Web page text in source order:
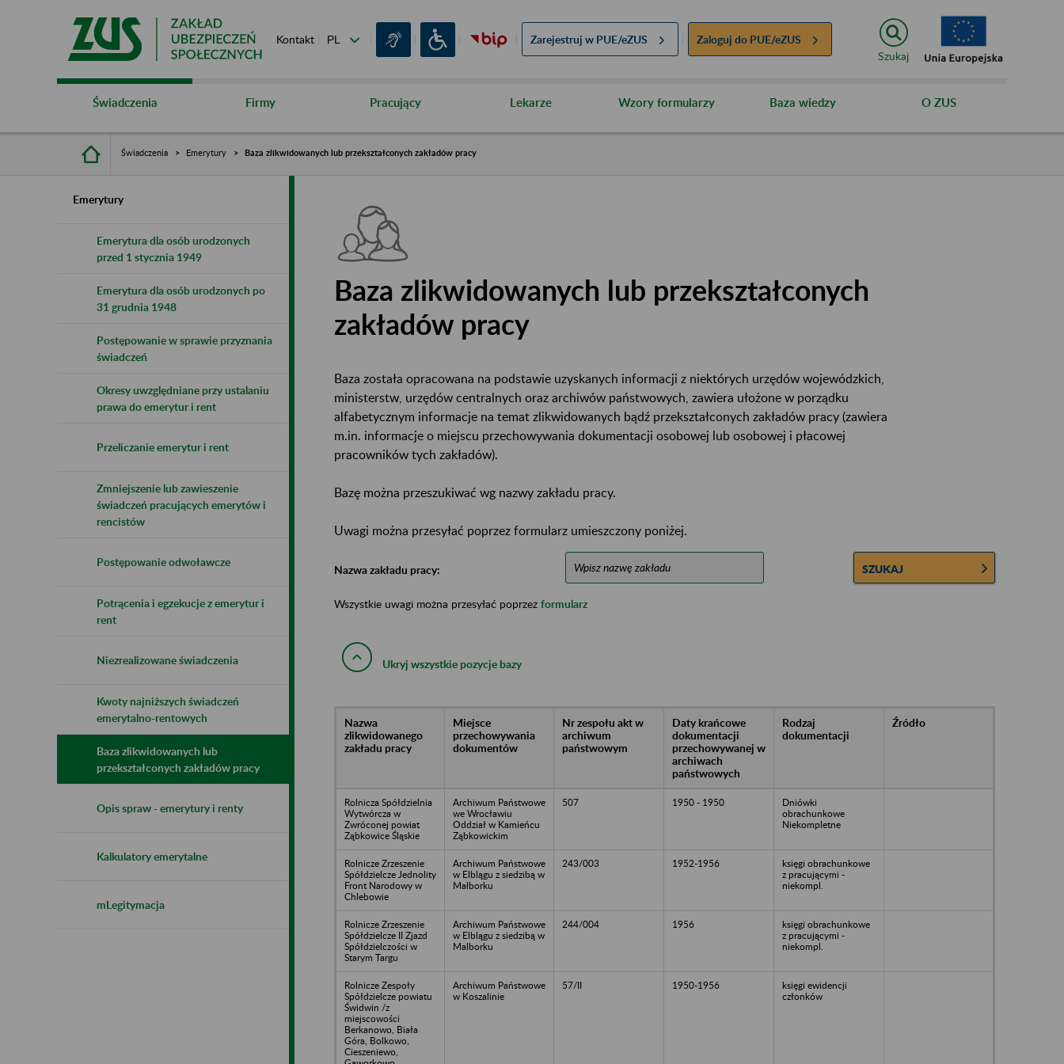
Kontakt Zarejestruj w PUE/eZUS Zaloguj do PUE/eZUS
Szukaj
Świadczenia Firmy Pracujący Lekarze Wzory formularzy Baza wiedzy O ZUS
Świadczenia Emerytury Baza zlikwidowanych lub przekształconych zakładów pracy
Emerytury
Emerytura dla osób urodzonych
przed 1 stycznia 1949
Emerytura dla osób urodzonych po
31 grudnia 1948
Postępowanie w sprawie przyznania
świadczeń
Okresy uwzględniane przy ustalaniu
prawa do emerytur i rent
Przeliczanie emerytur i rent
Zmniejszenie lub zawieszenie
świadczeń pracujących emerytów i
rencistów
Postępowanie odwoławcze
Potrącenia i egzekucje z emerytur i
rent
Niezrealizowane świadczenia
Kwoty najniższych świadczeń
emerytalno-rentowych
Baza zlikwidowanych lub
przekształconych zakładów pracy
Opis spraw - emerytury i renty
Kalkulatory emerytalne
mLegitymacja
Baza zlikwidowanych lub przekształconych
zakładów pracy
Baza została opracowana na podstawie uzyskanych informacji z niektórych urzędów wojewódzkich,
ministerstw, urzędów centralnych oraz archiwów państwowych, zawiera ułożone w porządku
alfabetycznym informacje na temat zlikwidowanych bądź przekształconych zakładów pracy (zawiera
m.in. informacje o miejscu przechowywania dokumentacji osobowej lub osobowej i płacowej
pracowników tych zakładów).
Bazę można przeszukiwać wg nazwy zakładu pracy.
Uwagi można przesyłać poprzez formularz umieszczony poniżej.
Nazwa zakładu pracy: SZUKAJ
Wszystkie uwagi można przesyłać poprzez formularz
Ukryj wszystkie pozycje bazy
Nazwa
zlikwidowanego
zakładu pracy
Miejsce
przechowywania
dokumentów
Nr zespołu akt w
archiwum
państwowym
Daty krańcowe
dokumentacji
przechowywanej w
archiwach
państwowych
Rodzaj
dokumentacji
Źródło
Rolnicza Spółdzielnia
Wytwórcza w
Zwróconej powiat
Ząbkowice Śląskie
Archiwum Państwowe
we Wrocławiu
Oddział w Kamieńcu
Ząbkowickim
507 1950 - 1950
Dniówki
obrachunkowe
Niekompletne
Rolnicze Zrzeszenie
Spółdzielcze Jednolity
Front Narodowy w
Chlebowie
Archiwum Państwowe
w Elblągu z siedzibą w
Malborku
243/003 1952-1956
księgi obrachunkowe
z pracującymi -
niekompl.
Rolnicze Zrzeszenie
Spółdzielcze II Zjazd
Spółdzielczości w
Starym Targu
Archiwum Państwowe
w Elblągu z siedzibą w
Malborku
244/004 1956
księgi obrachunkowe
z pracującymi -
niekompl.
Rolnicze Zespoły
Spółdzielcze powiatu
Świdwin /z
miejscowości
Berkanowo, Biała
Góra, Bolkowo,
Cieszeniewo,
Archiwum Państwowe
w Koszalinie
57/II 1950-1956
księgi ewidencji
członków